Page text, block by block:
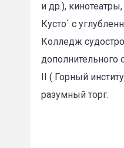
и др.),
Кусто` с
Колледж
дополнительного
II ( Горный
разумный торг.